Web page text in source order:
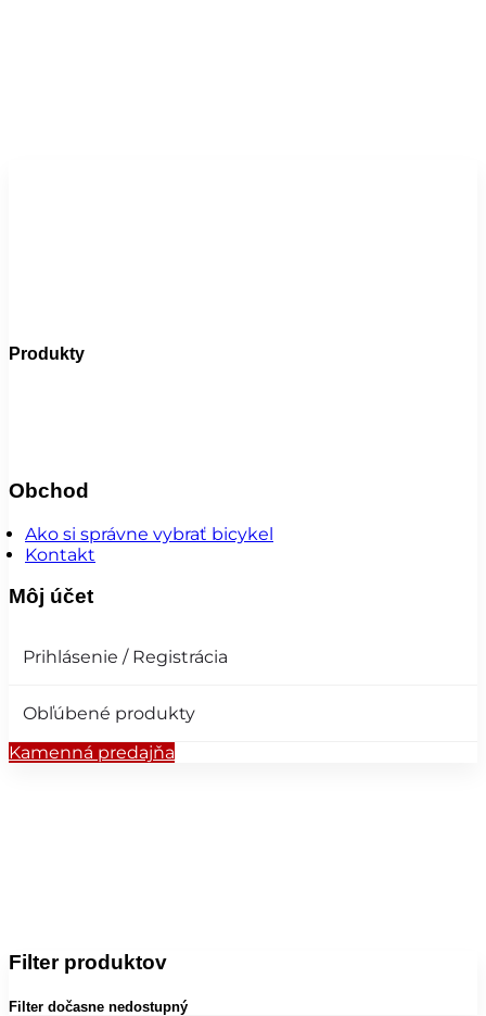
Produkty
Obchod
Ako si správne vybrať bicykel
Kontakt
Môj účet
Prihlásenie / Registrácia
Obľúbené produkty
Kamenná predajňa
Filter produktov
Filter dočasne nedostupný